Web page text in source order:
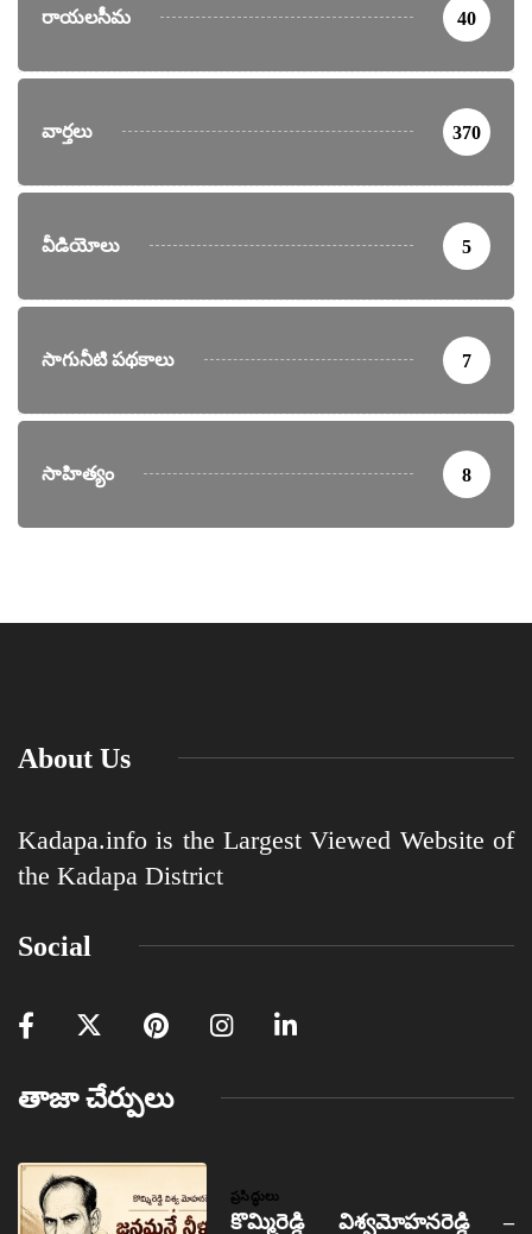
రాయలసీమ 40
వార్తలు 370
వీడియోలు 5
సాగునీటి పథకాలు 7
సాహిత్యం 8
About Us
Kadapa.info is the Largest Viewed Website of
the Kadapa District
Social
తాజా చేర్పులు
ప్రసిద్ధులు
కొమ్మిరెడ్డి విశ్వమోహనరెడ్డి –